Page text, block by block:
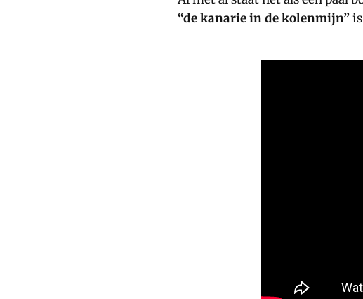
“de kanarie in de kolenmijn”